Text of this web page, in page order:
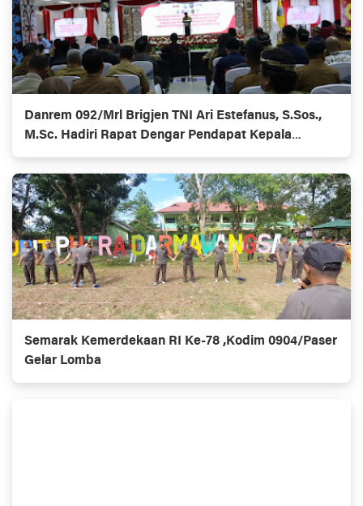
Danrem 092/Mrl Brigjen TNI Ari Estefanus, S.Sos.,
M.Sc. Hadiri Rapat Dengar Pendapat Kepala
Daerah Se-Provinsi Kalimantan Utara
Semarak Kemerdekaan RI Ke-78 ,Kodim 0904/Paser
Gelar Lomba